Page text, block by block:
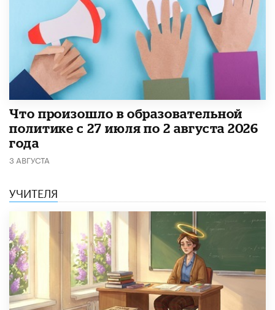
​Что произошло в образовательной
политике с 27 июля по 2 августа 2026
года
3 АВГУСТА
УЧИТЕЛЯ